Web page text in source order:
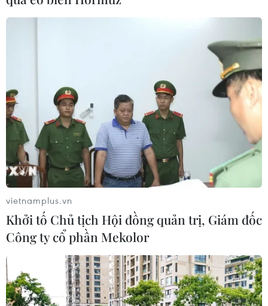
04/08/2026 14:56
04/08/2026 05:06
Iran đề xuất thành lập liên minh an
ninh giữa các nước Hồi giáo trong
khu vực
04/08/2026 03:21
Iran ra điều kiện gì với Mỹ
trước khi mở lại Eo biển Hormuz?
03/08/2026 16:12
vietnamplus.vn
Khởi tố Chủ tịch Hội đồng quản trị, Giám đốc
Công ty cổ phần Mekolor